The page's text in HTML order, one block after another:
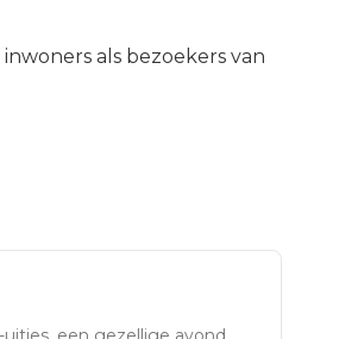
als bezoekers van